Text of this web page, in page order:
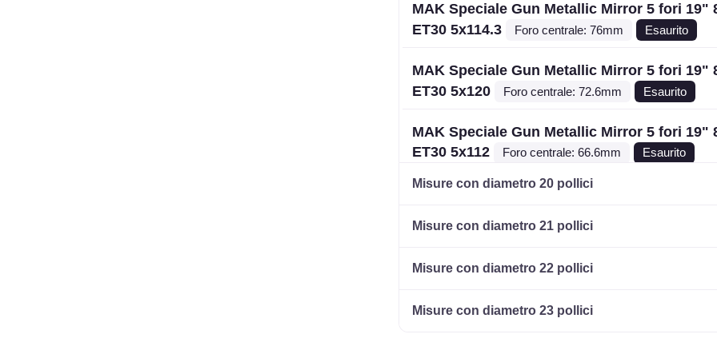
MAK Speciale Gun Metallic Mirror 5 fori 19"
ET30 5x114.3
Foro centrale: 76mm Esaurito
MAK Speciale Gun Metallic Mirror 5 fori 19"
ET30 5x120
Foro centrale: 72.6mm Esaurito
MAK Speciale Gun Metallic Mirror 5 fori 19"
ET30 5x112
Foro centrale: 66.6mm Esaurito
MAK Speciale Gun Metallic Mirror 5 fori 19"
ET38 5x120
Foro centrale: 72.6mm
MAK Speciale Gun Metallic Mirror 5 fori 19"
Misure con diametro 20 pollici
Misure con diametro 21 pollici
Misure con diametro 22 pollici
Misure con diametro 23 pollici